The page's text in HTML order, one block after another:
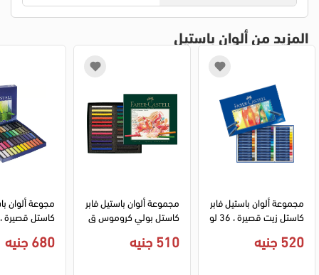
المزيد من ألوان باستيل
مجموعة ألوان باستيل فابر
كاستل زيت قصيرة ، 36 لو
6
520 جنيه
مجموعة ألوان باستيل فابر
كاستل بولي كروموس ق
ددة، 128524
510 جنيه 680 جنيه